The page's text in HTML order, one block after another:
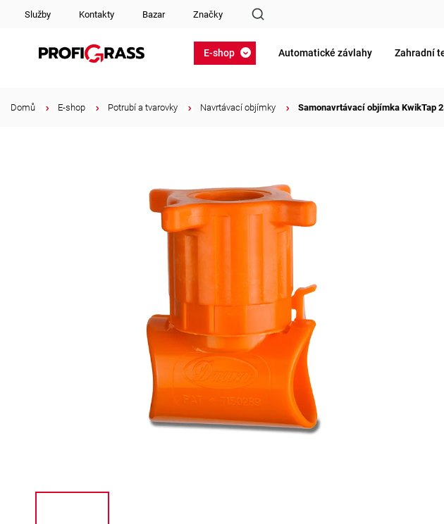
Služby Kontakty Bazar Značky
E-shop Automatické závlahy Zahradní
Domů E-shop Potrubí a tvarovky Navrtávací objímky Samonavrtávací objímka KwikTap